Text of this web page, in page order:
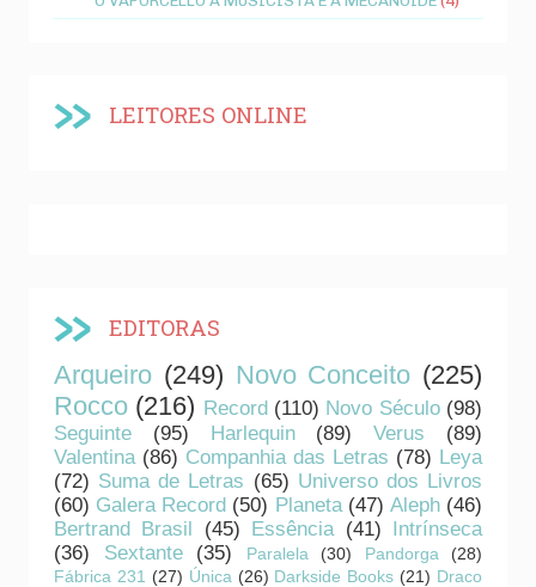
LEITORES ONLINE
EDITORAS
Arqueiro (249) Novo Conceito (225)
Rocco (216) Record (110) Novo Século (98)
Seguinte
(95) Harlequin (89) Verus
(89)
Valentina (86) Companhia das Letras (78) Leya
(72) Suma de Letras (65) Universo dos Livros
(60) Galera Record (50) Planeta (47) Aleph (46)
Bertrand Brasil
(45) Essência (41) Intrínseca
(36)
Sextante (35) Paralela (30) Pandorga
(28)
Fábrica 231 (27) Única (26) Darkside Books (21) Draco